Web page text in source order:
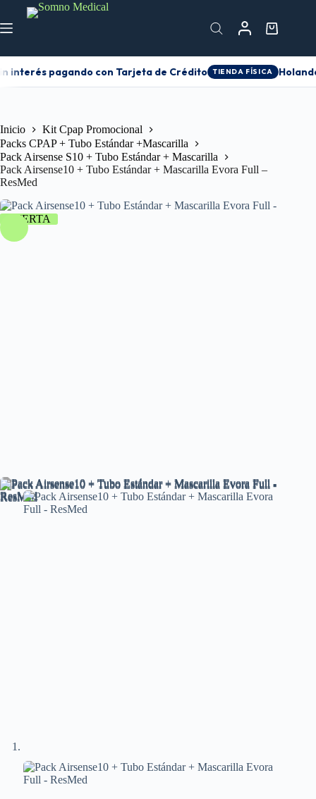
interés pagando con Tarjeta de Crédito TIENDA FÍSICA Holanda
Inicio
Kit Cpap Promocional
Packs CPAP + Tubo Estándar +Mascarilla
Pack Airsense S10 + Tubo Estándar + Mascarilla
Pack Airsense10 + Tubo Estándar + Mascarilla Evora Full –
ResMed
OFERTA